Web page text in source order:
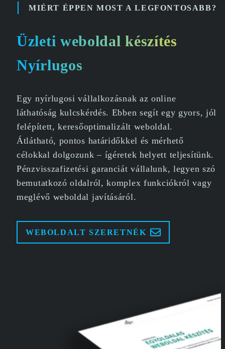
MIÉRT ÉPPEN MOST A LEGFONTOSABB?
Üzleti weboldal készítés
Nyírlugos
Egy nyírlugosi vállalkozásnak az online
láthatóság kulcskérdés. Ebben segít egy gyors, jól
felépített, keresőoptimalizált weboldal.
Átlátható, pontos határidőkkel és mérhető
célokkal dolgozunk – ígéretek helyett teljesítünk.
Pénzvisszafizetési garanciát vállalunk, legyen szó
bemutatkozó oldalról, komplex funkciókról vagy
meglévő weboldal javításáról.
WEBOLDALT SZERETNÉK